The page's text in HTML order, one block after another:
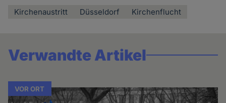
Kirchenaustritt Düsseldorf Kirchenflucht
Verwandte Artikel
VOR ORT